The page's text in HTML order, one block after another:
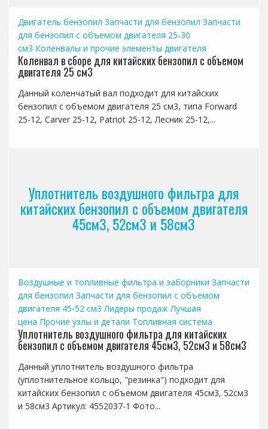
Двигатель бензопил Запчасти для бензопил Запчасти
для бензопил с объемом двигателя 25-30
см3 Коленвалы и прочие элементы двигателя
Коленвал в сборе для китайских бензопил с объемом
двигателя 25 см3
Данный коленчатый вал подходит для китайских
бензопил с объемом двигателя 25 см3, типа Forward
25-12, Carver 25-12, Patriot 25-12, Лесник 25-12,...
Уплотнитель воздушного фильтра для
китайских бензопил с объемом двигателя
45см3, 52см3 и 58см3
Воздушные и топливные фильтра и заборники Запчасти
для бензопил Запчасти для бензопил с объемом
двигателя 45-52 см3 Лидеры продаж Лучшая
цена Прочие узлы и детали Топливная система
Уплотнитель воздушного фильтра для китайских
бензопил с объемом двигателя 45см3, 52см3 и 58см3
Данный уплотнитель воздушного фильтра
(уплотнительное кольцо, "резинка") подходит для
китайских бензопил с объемом двигателя 45см3, 52см3
и 58см3 Артикул: 4552037-1 Фото...